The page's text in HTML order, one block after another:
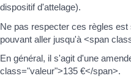
dispositif d'attelage).
Ne pas respecter ces règles
pouvant aller jusqu'à <span
En général, il s'agit d'une
class="valeur">135 €</span>.